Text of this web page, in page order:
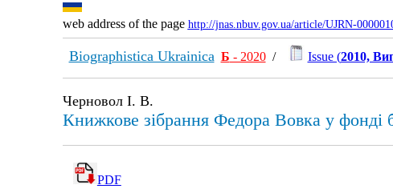
web address of the page http://jnas.nbuv.gov.ua/article/UJRN-
Biographistica Ukrainica Б - 2020/ Issue (2010,
Черновол І. В.
Книжкове зібрання Федора Вовка у фонді
PDF